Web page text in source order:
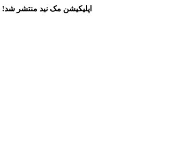
اپلیکیشن مک نید منتشر شد!